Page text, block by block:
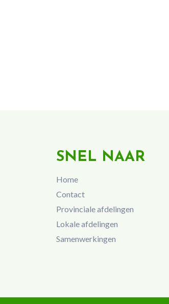
SNEL NAAR
Home
Contact
Provinciale afdelingen
Lokale afdelingen
Samenwerkingen